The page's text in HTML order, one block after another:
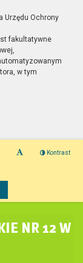
Urzędu Ochrony
fakultatywne
w tym
Kontrast
NR 12 W